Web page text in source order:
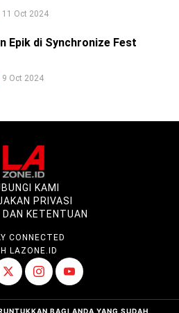
11 Oct 2024
Epik di Synchronize Fest
9 Oct 2024
KAMI
PRIVASI
KETENTUAN
CONNECTED
LAZONE.ID
BAGI ANDA YANG SUDAH